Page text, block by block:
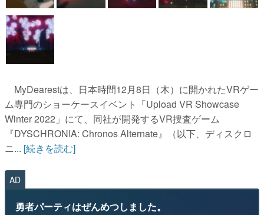
MyDearestは、日本時間12月8日（木）に開かれたVRゲー
ム専門のショーケースイベント「Upload VR Showcase
Winter 2022」にて、同社が開発するVR捜査ゲーム
『DYSCHRONIA: Chronos Alternate』（以下、ディスクロ
ニ... [続きを読む]
AD
勇者パーティはぜんめつしました。